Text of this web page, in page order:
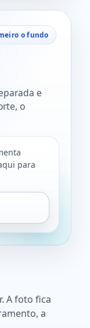
o fundo
e
o
para
A foto fica
a